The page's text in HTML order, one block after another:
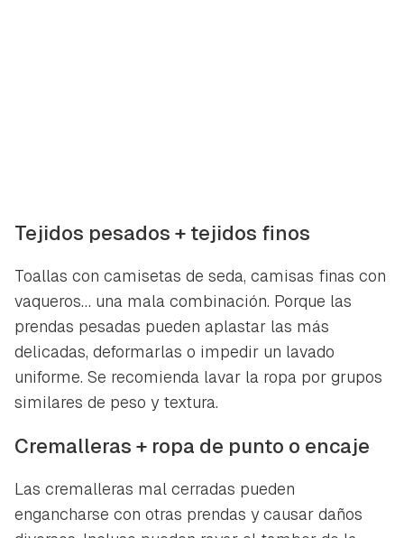
Tejidos pesados + tejidos finos
Toallas con camisetas de seda, camisas finas con
vaqueros… una mala combinación. Porque las
prendas pesadas pueden aplastar las más
delicadas, deformarlas o impedir un lavado
uniforme. Se recomienda lavar la ropa por grupos
similares de peso y textura.
Cremalleras + ropa de punto o encaje
Las cremalleras mal cerradas pueden
engancharse con otras prendas y causar daños